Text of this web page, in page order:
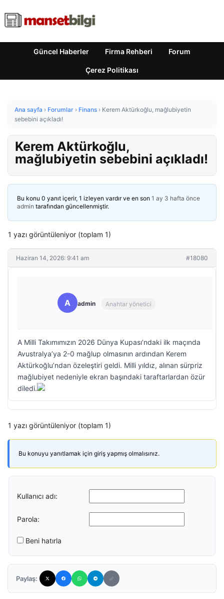
Güncel Haberler Firma Rehberi Forum
Çerez Politikası
Ana sayfa › Forumlar › Finans › Kerem Aktürkoğlu, mağlubiyetin
sebebini açıkladı!
Kerem Aktürkoğlu,
mağlubiyetin sebebini açıkladı!
Bu konu 0 yanıt içerir, 1 izleyen vardır ve en son 1 ay 3 hafta önce
admin tarafından güncellenmiştir.
1 yazı görüntüleniyor (toplam 1)
Haziran 14, 2026: 9:41 am #18080
A admin Anahtar yönetici
A Milli Takımımızın 2026 Dünya Kupası’ndaki ilk maçında
Avustralya’ya 2-0 mağlup olmasının ardından Kerem
Aktürkoğlu’ndan özeleştiri geldi. Milli yıldız, alınan sürpriz
mağlubiyet nedeniyle ekran başındaki taraftarlardan özür
diledi.
1 yazı görüntüleniyor (toplam 1)
Bu konuyu yanıtlamak için giriş yapmış olmalısınız.
Kullanıcı adı:
Parola:
Beni hatırla
Paylaş: